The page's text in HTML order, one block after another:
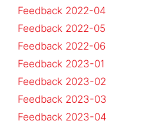
Feedback 2022-04
Feedback 2022-05
Feedback 2022-06
Feedback 2023-01
Feedback 2023-02
Feedback 2023-03
Feedback 2023-04